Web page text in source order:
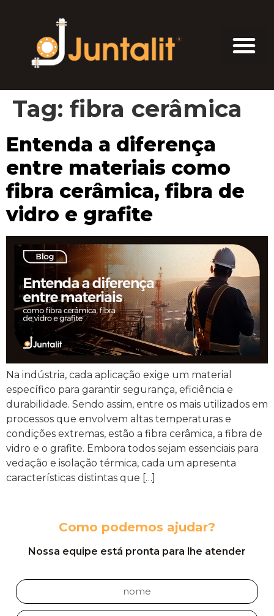
Tag: fibra cerâmica
Entenda a diferença
entre materiais como
fibra cerâmica, fibra de
vidro e grafite
Na indústria, cada aplicação exige um material
específico para garantir segurança, eficiência e
durabilidade. Sendo assim, entre os mais utilizados em
processos que envolvem altas temperaturas e
condições extremas, estão a fibra cerâmica, a fibra de
vidro e o grafite. Embora todos sejam essenciais para
vedação e isolação térmica, cada um apresenta
características distintas que […]
Como podemos ajudar?
Nossa equipe está pronta para lhe atender